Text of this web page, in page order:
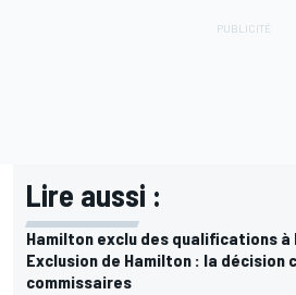
Lire aussi :
Hamilton exclu des qualifications
Exclusion de Hamilton : la décision
commissaires